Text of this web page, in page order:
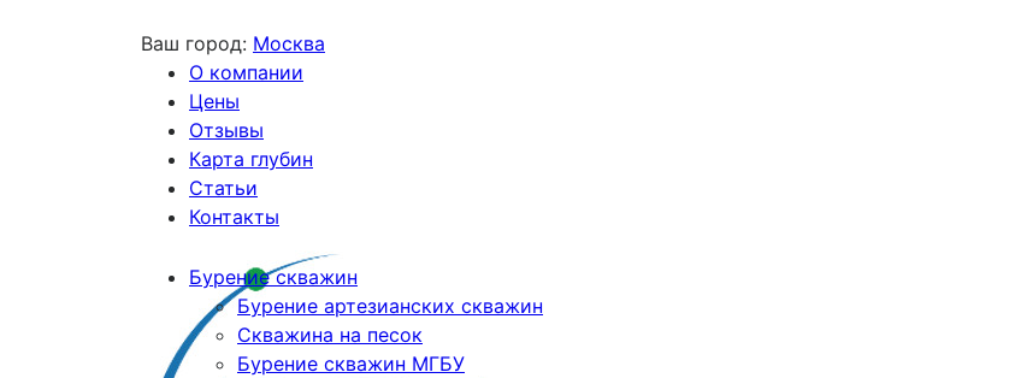
Ваш город: Москва
О компании
Цены
Отзывы
Карта глубин
Статьи
Контакты
Бурение скважин
Бурение артезианских скважин
Скважина на песок
Бурение скважин МГБУ